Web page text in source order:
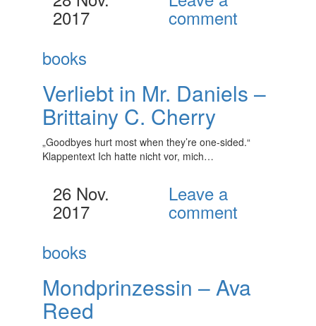
2017
comment
books
Verliebt in Mr. Daniels –
Brittainy C. Cherry
„Goodbyes hurt most when they’re one-sided.“
Klappentext Ich hatte nicht vor, mich…
26 Nov.
2017
Leave a
comment
books
Mondprinzessin – Ava
Reed